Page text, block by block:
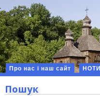
Про нас і наш сайт НОТИ
Пошук